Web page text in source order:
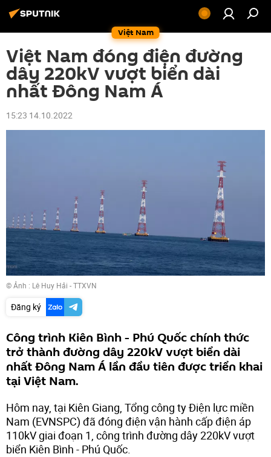
Việt Nam
Việt Nam đóng điện đường
dây 220kV vượt biển dài
nhất Đông Nam Á
15:23 14.10.2022
© Ảnh : Lê Huy Hải - TTXVN
Đăng ký
Công trình Kiên Bình - Phú Quốc chính thức
trở thành đường dây 220kV vượt biển dài
nhất Đông Nam Á lần đầu tiên được triển khai
tại Việt Nam.
Hôm nay, tại Kiên Giang, Tổng công ty Điện lực miền
Nam (EVNSPC) đã đóng điện vận hành cấp điện áp
110kV giai đoạn 1, công trình đường dây 220kV vượt
biển Kiên Bình - Phú Quốc.